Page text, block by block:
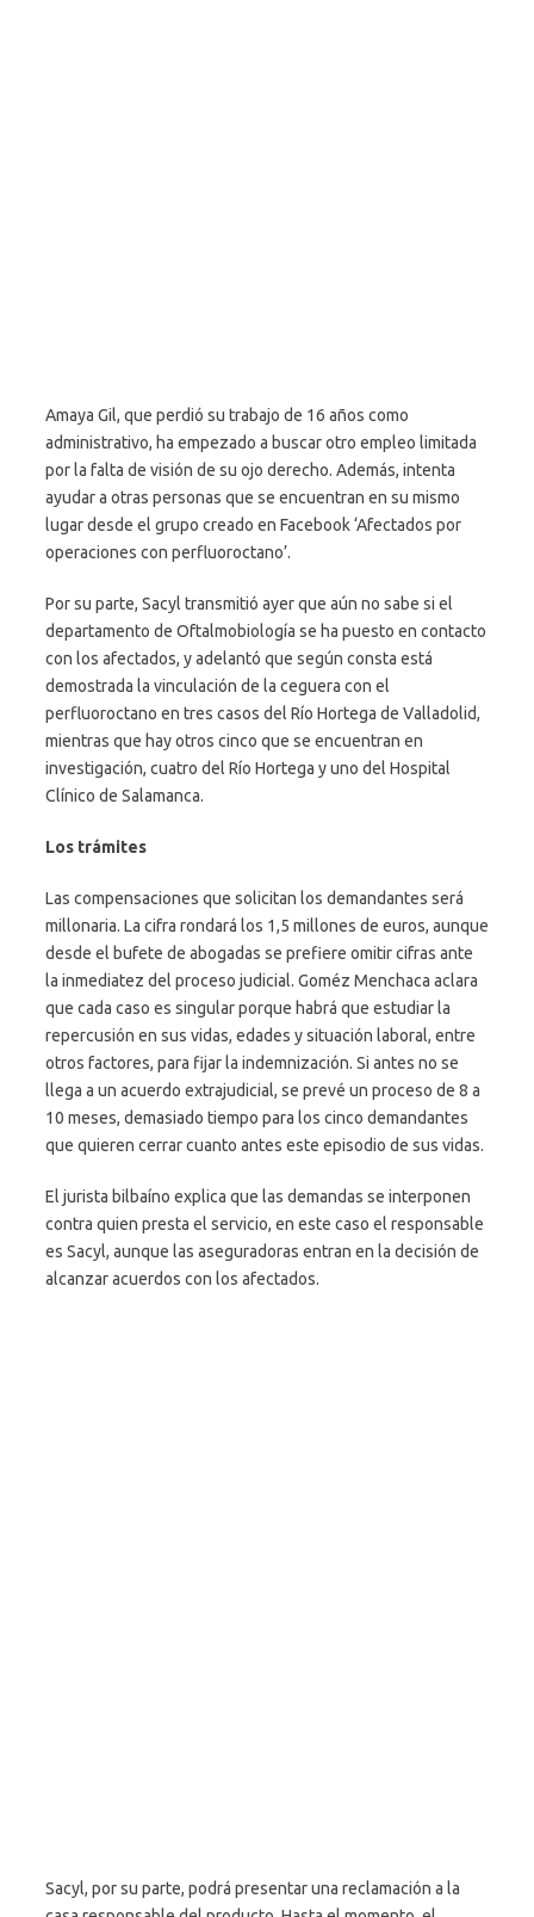
Amaya Gil, que perdió su trabajo de 16 años como
administrativo, ha empezado a buscar otro empleo limitada
por la falta de visión de su ojo derecho. Además, intenta
ayudar a otras personas que se encuentran en su mismo
lugar desde el grupo creado en Facebook ‘Afectados por
operaciones con perfluoroctano’.
Por su parte, Sacyl transmitió ayer que aún no sabe si el
departamento de Oftalmobiología se ha puesto en contacto
con los afectados, y adelantó que según consta está
demostrada la vinculación de la ceguera con el
perfluoroctano en tres casos del Río Hortega de Valladolid,
mientras que hay otros cinco que se encuentran en
investigación, cuatro del Río Hortega y uno del Hospital
Clínico de Salamanca.
Los trámites
Las compensaciones que solicitan los demandantes será
millonaria. La cifra rondará los 1,5 millones de euros, aunque
desde el bufete de abogadas se prefiere omitir cifras ante
la inmediatez del proceso judicial. Goméz Menchaca aclara
que cada caso es singular porque habrá que estudiar la
repercusión en sus vidas, edades y situación laboral, entre
otros factores, para fijar la indemnización. Si antes no se
llega a un acuerdo extrajudicial, se prevé un proceso de 8 a
10 meses, demasiado tiempo para los cinco demandantes
que quieren cerrar cuanto antes este episodio de sus vidas.
El jurista bilbaíno explica que las demandas se interponen
contra quien presta el servicio, en este caso el responsable
es Sacyl, aunque las aseguradoras entran en la decisión de
alcanzar acuerdos con los afectados.
Sacyl, por su parte, podrá presentar una reclamación a la